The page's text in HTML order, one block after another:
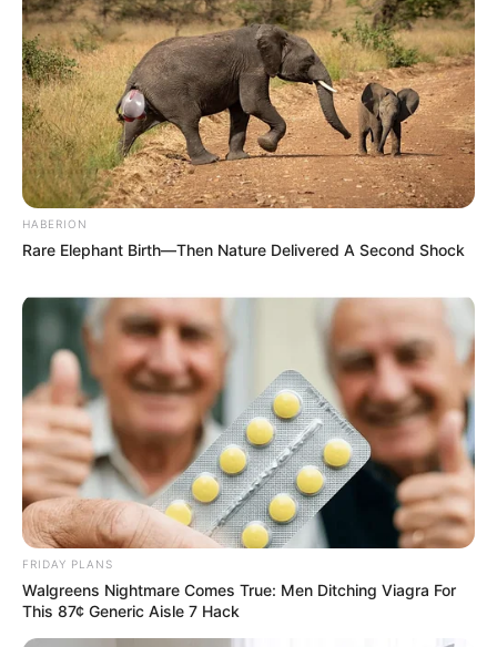
HABERION
Rare Elephant Birth—Then Nature Delivered A Second Shock
FRIDAY PLANS
Walgreens Nightmare Comes True: Men Ditching Viagra For
This 87¢ Generic Aisle 7 Hack